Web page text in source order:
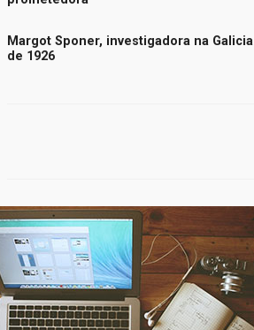
Margot Sponer, investigadora na Galicia
de 1926